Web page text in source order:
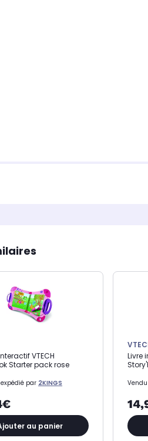
VTECH
Starter pack rose
par 2KINGS
au panier
Livre